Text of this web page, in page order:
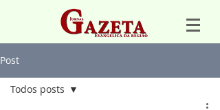
Post
Todos posts